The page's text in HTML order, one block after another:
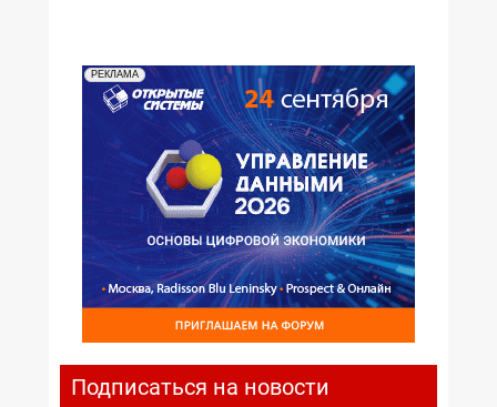
РЕКЛАМА
Подписаться на новости